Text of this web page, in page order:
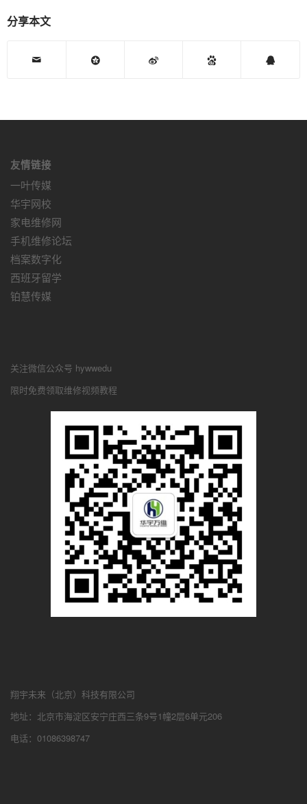
分享本文
友情链接
一叶传媒
华宇网校
家电维修网
手机维修论坛
档案数字化
西班牙留学
铂慧传媒
关注微信公众号 hywwedu
限时免费领取维修视频教程
翔宇未来（北京）科技有限公司
地址：北京市海淀区安宁庄西三条9号1幢2层6单元206
电话：01086398747